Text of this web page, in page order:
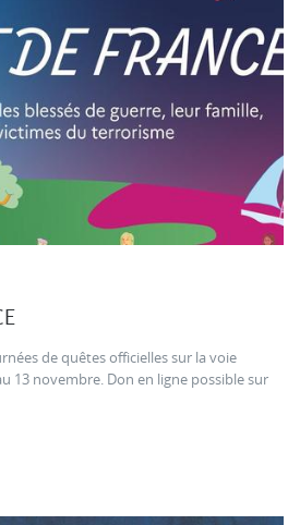
de quêtes officielles sur la voie
13 novembre. Don en ligne possible sur